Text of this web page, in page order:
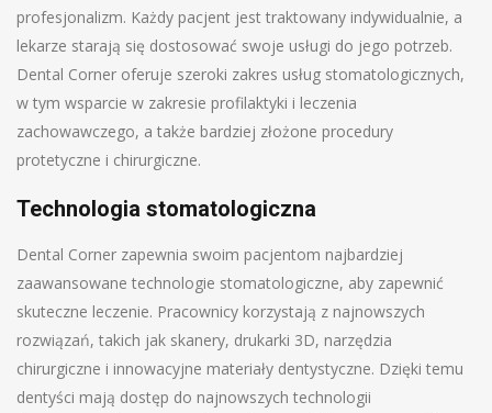
profesjonalizm. Każdy pacjent jest traktowany indywidualnie, a
lekarze starają się dostosować swoje usługi do jego potrzeb.
Dental Corner oferuje szeroki zakres usług stomatologicznych,
w tym wsparcie w zakresie profilaktyki i leczenia
zachowawczego, a także bardziej złożone procedury
protetyczne i chirurgiczne.
Technologia stomatologiczna
Dental Corner zapewnia swoim pacjentom najbardziej
zaawansowane technologie stomatologiczne, aby zapewnić
skuteczne leczenie. Pracownicy korzystają z najnowszych
rozwiązań, takich jak skanery, drukarki 3D, narzędzia
chirurgiczne i innowacyjne materiały dentystyczne. Dzięki temu
dentyści mają dostęp do najnowszych technologii